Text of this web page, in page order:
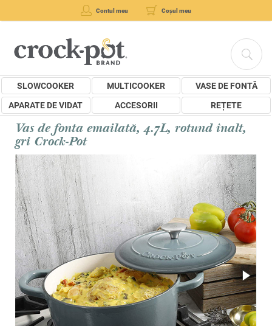
Contul meu Coșul meu
SLOWCOOKER MULTICOOKER
VASE DE FONTĂ
APARATE DE VIDAT
ACCESORII REȚETE
Vas de fonta emailată, 4.7L, rotund înalt,
gri Crock-Pot